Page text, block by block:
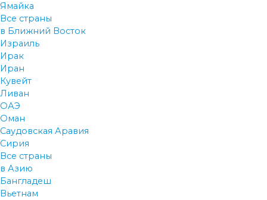
Ямайка
Все страны
в Ближний Восток
Израиль
Ирак
Иран
Кувейт
Ливан
ОАЭ
Оман
Саудовская Аравия
Сирия
Все страны
в Азию
Бангладеш
Вьетнам